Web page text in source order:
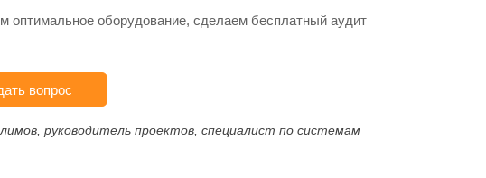
оптимальное оборудование, сделаем бесплатный аудит
вопрос
руководитель проектов, специалист по системам